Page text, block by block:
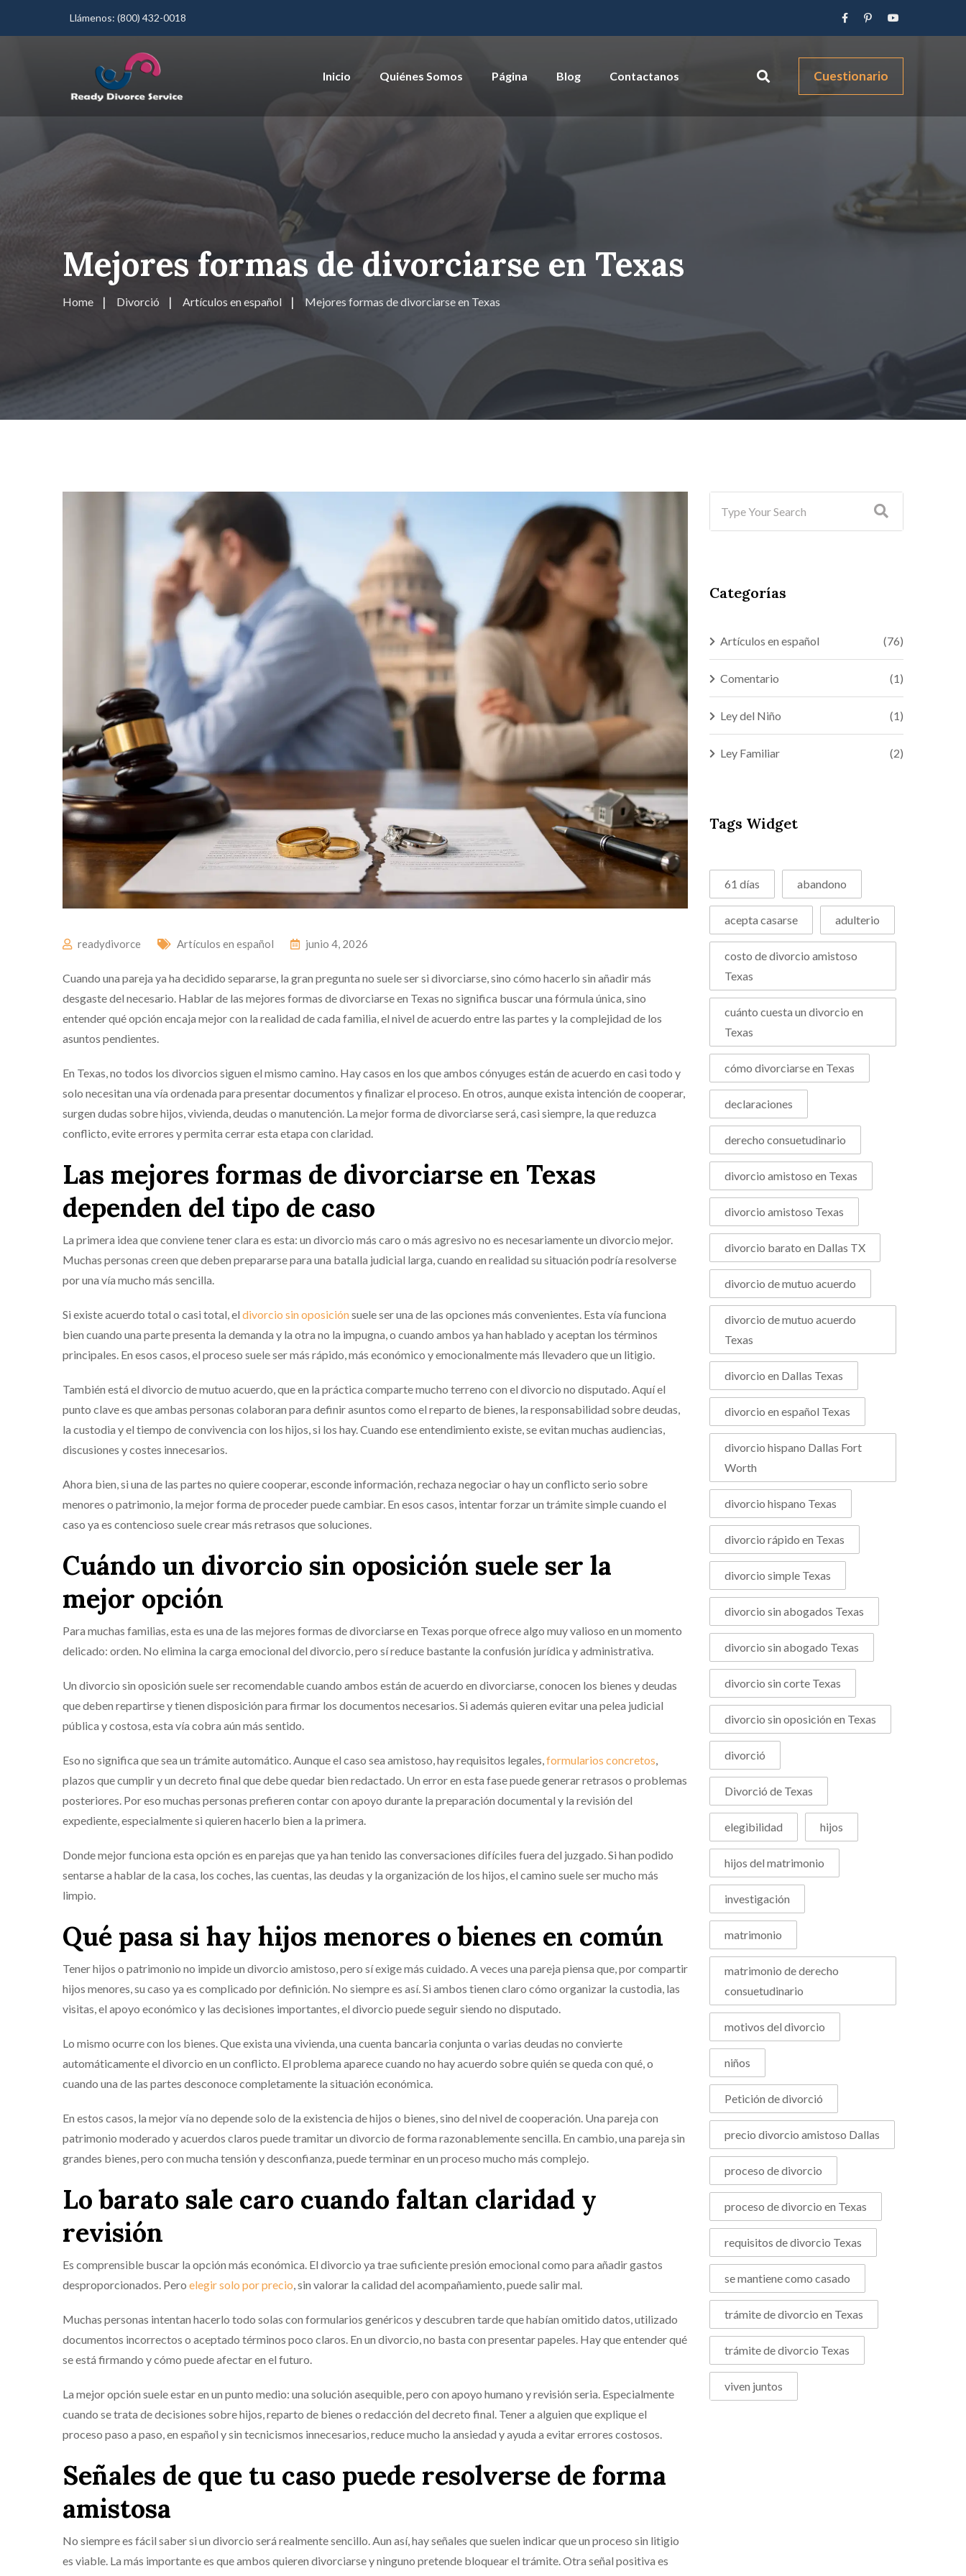
Llámenos: (800) 432-0018
Inicio Quiénes Somos Página Blog Contactanos Cuestionario
Mejores formas de divorciarse en Texas
Home Divorció Artículos en español Mejores formas de divorciarse en Texas
readydivorce Artículos en español junio 4, 2026
Cuando una pareja ya ha decidido separarse, la gran pregunta no suele ser si divorciarse, sino cómo hacerlo sin añadir más
desgaste del necesario. Hablar de las mejores formas de divorciarse en Texas no significa buscar una fórmula única, sino
entender qué opción encaja mejor con la realidad de cada familia, el nivel de acuerdo entre las partes y la complejidad de los
asuntos pendientes.
En Texas, no todos los divorcios siguen el mismo camino. Hay casos en los que ambos cónyuges están de acuerdo en casi todo y
solo necesitan una vía ordenada para presentar documentos y finalizar el proceso. En otros, aunque exista intención de cooperar,
surgen dudas sobre hijos, vivienda, deudas o manutención. La mejor forma de divorciarse será, casi siempre, la que reduzca
conflicto, evite errores y permita cerrar esta etapa con claridad.
Las mejores formas de divorciarse en Texas
dependen del tipo de caso
La primera idea que conviene tener clara es esta: un divorcio más caro o más agresivo no es necesariamente un divorcio mejor.
Muchas personas creen que deben prepararse para una batalla judicial larga, cuando en realidad su situación podría resolverse
por una vía mucho más sencilla.
Si existe acuerdo total o casi total, el divorcio sin oposiciónsuele ser una de las opciones más convenientes. Esta vía funciona
bien cuando una parte presenta la demanda y la otra no la impugna, o cuando ambos ya han hablado y aceptan los términos
principales. En esos casos, el proceso suele ser más rápido, más económico y emocionalmente más llevadero que un litigio.
También está el divorcio de mutuo acuerdo, que en la práctica comparte mucho terreno con el divorcio no disputado. Aquí el
punto clave es que ambas personas colaboran para definir asuntos como el reparto de bienes, la responsabilidad sobre deudas,
la custodia y el tiempo de convivencia con los hijos, si los hay. Cuando ese entendimiento existe, se evitan muchas audiencias,
discusiones y costes innecesarios.
Ahora bien, si una de las partes no quiere cooperar, esconde información, rechaza negociar o hay un conflicto serio sobre
menores o patrimonio, la mejor forma de proceder puede cambiar. En esos casos, intentar forzar un trámite simple cuando el
caso ya es contencioso suele crear más retrasos que soluciones.
Cuándo un divorcio sin oposición suele ser la
mejor opción
Para muchas familias, esta es una de las mejores formas de divorciarse en Texas porque ofrece algo muy valioso en un momento
delicado: orden. No elimina la carga emocional del divorcio, pero sí reduce bastante la confusión jurídica y administrativa.
Un divorcio sin oposición suele ser recomendable cuando ambos están de acuerdo en divorciarse, conocen los bienes y deudas
que deben repartirse y tienen disposición para firmar los documentos necesarios. Si además quieren evitar una pelea judicial
pública y costosa, esta vía cobra aún más sentido.
Eso no significa que sea un trámite automático. Aunque el caso sea amistoso, hay requisitos legales,formularios concretos,
plazos que cumplir y un decreto final que debe quedar bien redactado. Un error en esta fase puede generar retrasos o problemas
posteriores. Por eso muchas personas prefieren contar con apoyo durante la preparación documental y la revisión del
expediente, especialmente si quieren hacerlo bien a la primera.
Donde mejor funciona esta opción es en parejas que ya han tenido las conversaciones difíciles fuera del juzgado. Si han podido
sentarse a hablar de la casa, los coches, las cuentas, las deudas y la organización de los hijos, el camino suele ser mucho más
limpio.
Qué pasa si hay hijos menores o bienes en común
Tener hijos o patrimonio no impide un divorcio amistoso, pero sí exige más cuidado. A veces una pareja piensa que, por compartir
hijos menores, su caso ya es complicado por definición. No siempre es así. Si ambos tienen claro cómo organizar la custodia, las
visitas, el apoyo económico y las decisiones importantes, el divorcio puede seguir siendo no disputado.
Lo mismo ocurre con los bienes. Que exista una vivienda, una cuenta bancaria conjunta o varias deudas no convierte
automáticamente el divorcio en un conflicto. El problema aparece cuando no hay acuerdo sobre quién se queda con qué, o
cuando una de las partes desconoce completamente la situación económica.
En estos casos, la mejor vía no depende solo de la existencia de hijos o bienes, sino del nivel de cooperación. Una pareja con
patrimonio moderado y acuerdos claros puede tramitar un divorcio de forma razonablemente sencilla. En cambio, una pareja sin
grandes bienes, pero con mucha tensión y desconfianza, puede terminar en un proceso mucho más complejo.
Lo barato sale caro cuando faltan claridad y
revisión
Es comprensible buscar la opción más económica. El divorcio ya trae suficiente presión emocional como para añadir gastos
desproporcionados. Pero elegir solo por precio, sin valorar la calidad del acompañamiento, puede salir mal.
Muchas personas intentan hacerlo todo solas con formularios genéricos y descubren tarde que habían omitido datos, utilizado
documentos incorrectos o aceptado términos poco claros. En un divorcio, no basta con presentar papeles. Hay que entender qué
se está firmando y cómo puede afectar en el futuro.
La mejor opción suele estar en un punto medio: una solución asequible, pero con apoyo humano y revisión seria. Especialmente
cuando se trata de decisiones sobre hijos, reparto de bienes o redacción del decreto final. Tener a alguien que explique el
proceso paso a paso, en español y sin tecnicismos innecesarios, reduce mucho la ansiedad y ayuda a evitar errores costosos.
Señales de que tu caso puede resolverse de forma
amistosa
No siempre es fácil saber si un divorcio será realmente sencillo. Aun así, hay señales que suelen indicar que un proceso sin litigio
es viable. La más importante es que ambos quieren divorciarse y ninguno pretende bloquear el trámite. Otra señal positiva es
Categorías
Artículos en español (76)
Comentario (1)
Ley del Niño (1)
Ley Familiar (2)
Tags Widget
61 días abandono
acepta casarse adulterio
costo de divorcio amistoso
Texas
cuánto cuesta un divorcio en
Texas
cómo divorciarse en Texas
declaraciones
derecho consuetudinario
divorcio amistoso en Texas
divorcio amistoso Texas
divorcio barato en Dallas TX
divorcio de mutuo acuerdo
divorcio de mutuo acuerdo
Texas
divorcio en Dallas Texas
divorcio en español Texas
divorcio hispano Dallas Fort
Worth
divorcio hispano Texas
divorcio rápido en Texas
divorcio simple Texas
divorcio sin abogados Texas
divorcio sin abogado Texas
divorcio sin corte Texas
divorcio sin oposición en Texas
divorció
Divorció de Texas
elegibilidad hijos
hijos del matrimonio
investigación
matrimonio
matrimonio de derecho
consuetudinario
motivos del divorcio
niños
Petición de divorció
precio divorcio amistoso Dallas
proceso de divorcio
proceso de divorcio en Texas
requisitos de divorcio Texas
se mantiene como casado
trámite de divorcio en Texas
trámite de divorcio Texas
viven juntos